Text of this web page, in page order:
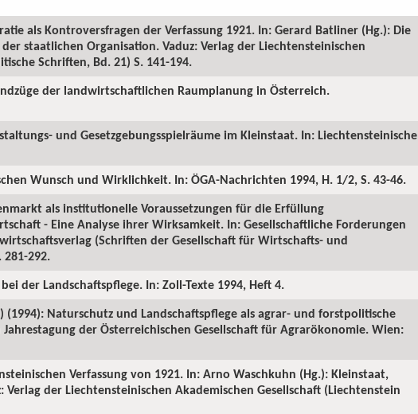
als Kontroversfragen der Verfassung 1921. In: Gerard Batliner (Hg.): Die
staatlichen Organisation. Vaduz: Verlag der Liechtensteinischen
Schriften, Bd. 21) S. 141-194.
der landwirtschaftlichen Raumplanung in Österreich.
und Gesetzgebungsspielräume im Kleinstaat. In: Liechtensteinische
Wunsch und Wirklichkeit. In: ÖGA-Nachrichten 1994, H. 1/2, S. 43-46.
als institutionelle Voraussetzungen für die Erfüllung
- Eine Analyse ihrer Wirksamkeit. In: Gesellschaftliche Forderungen
(Schriften der Gesellschaft für Wirtschafts- und
281-292.
der Landschaftspflege. In: Zoll-Texte 1994, Heft 4.
(1994): Naturschutz und Landschaftspflege als agrar- und forstpolitische
der Österreichischen Gesellschaft für Agrarökonomie. Wien:
Verfassung von 1921. In: Arno Waschkuhn (Hg.): Kleinstaat,
der Liechtensteinischen Akademischen Gesellschaft (Liechtenstein